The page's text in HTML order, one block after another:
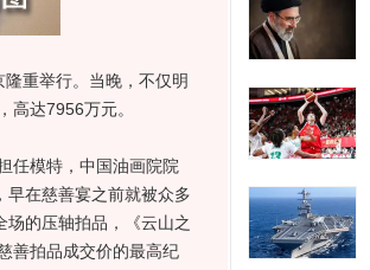
重举行。当晚，不仅明
高达7956万元。
模特，中国油画院院
早在慈善宴之前就被众多
场的压轴拍品，《云山之
善拍品成交价的最高纪